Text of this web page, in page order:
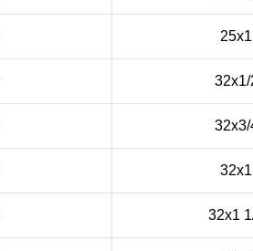
25x1
32x1/
32x3/
32x1
32x1